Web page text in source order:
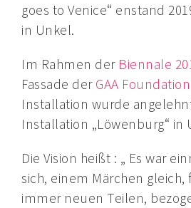
goes to Venice“ enstand
in Unkel.
Im Rahmen der Biennale
Fassade der GAA Foundation
Installation wurde
Installation „Löwenburg“ in
Die Vision heißt : „ Es war
sich, einem Märchen gleich,
immer neuen Teilen,